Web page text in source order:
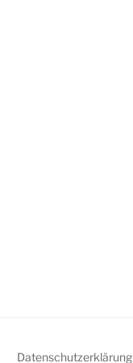
Datenschutzerklärung